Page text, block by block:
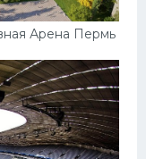
Арена Пермь